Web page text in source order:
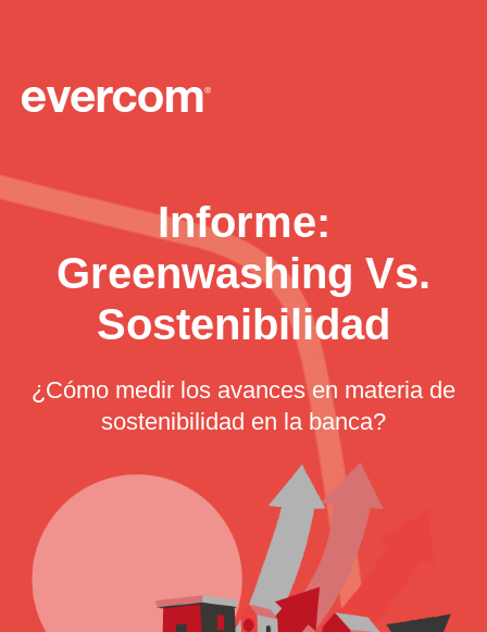
Informe:
Greenwashing Vs.
Sostenibilidad
¿Cómo medir los avances en materia de
sostenibilidad en la banca?